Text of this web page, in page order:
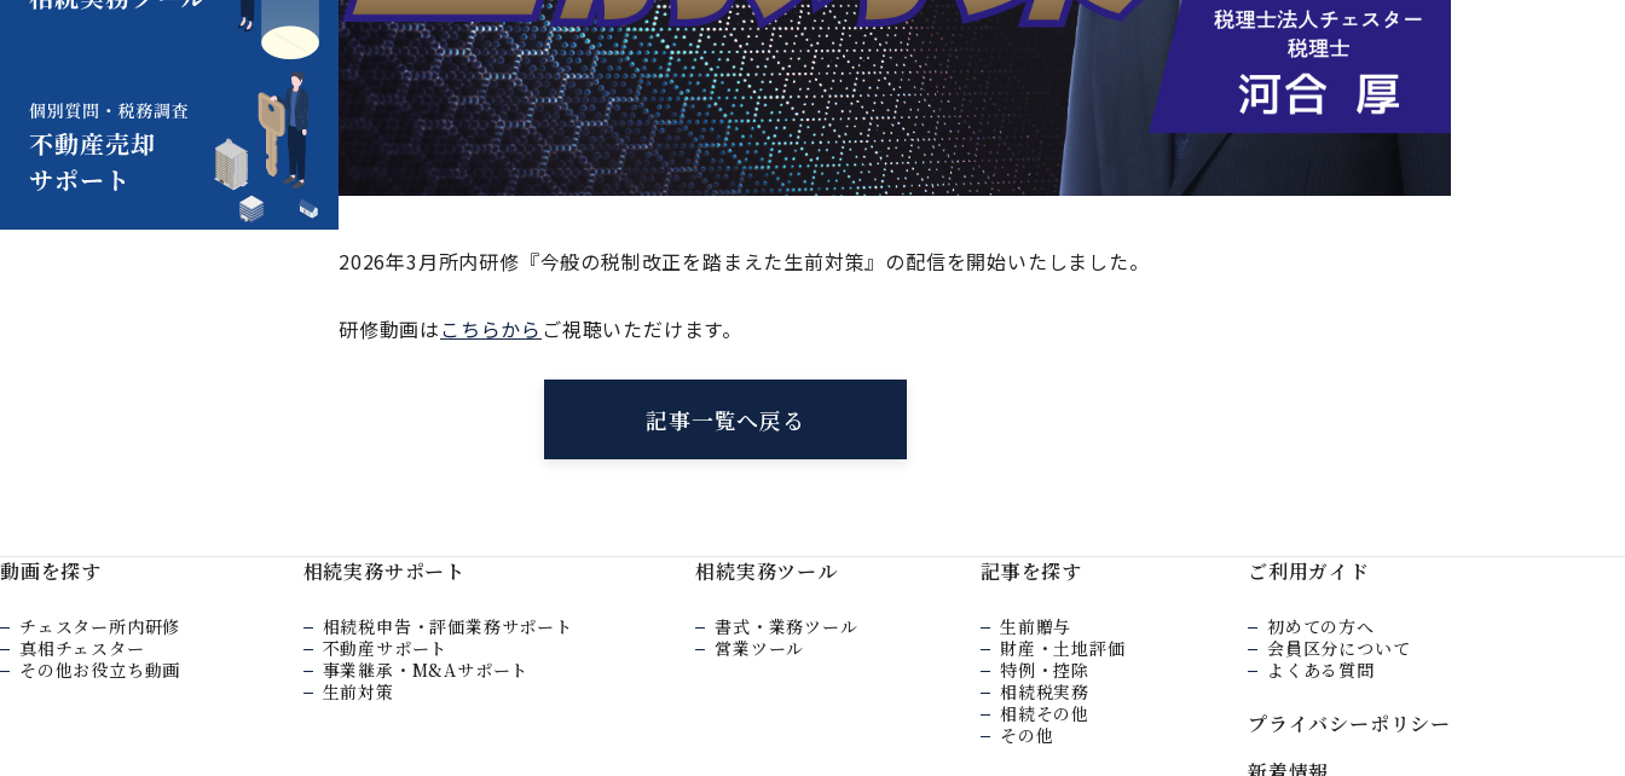
2026年3月所内研修『今般の税制改正を踏まえた生前対策』の配信を開始いたしました。
研修動画はこちらから ご視聴いただけます。
記事一覧へ戻る
動画を探す
チェスター所内研修
真相チェスター
その他お役立ち動画
相続実務サポート
相続税申告・評価業務サポート
不動産サポート
事業継承・M&Aサポート
生前対策
相続実務ツール
書式・業務ツール
営業ツール
記事を探す
生前贈与
財産・土地評価
特例・控除
相続税実務
相続その他
その他
ご利用ガイド
初めての方へ
会員区分について
よくある質問
プライバシーポリシー